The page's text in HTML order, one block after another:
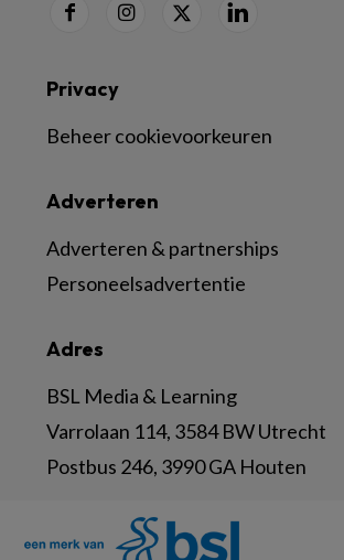
Adres
BSL Media & Learning
Varrolaan 114, 3584 BW Utrecht
Postbus 246, 3990 GA Houten
Adverteren
Adverteren & partnerships
Personeelsadvertentie
Privacy
Beheer cookievoorkeuren